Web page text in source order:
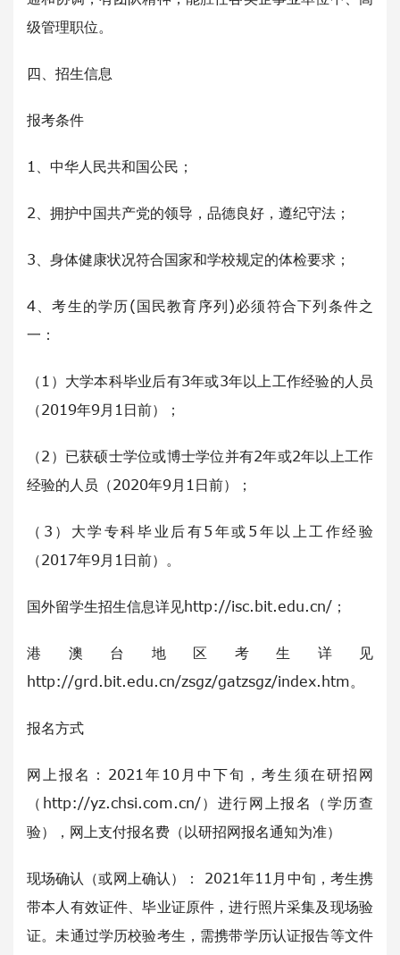
级管理职位。
四、招生信息
报考条件
1、中华人民共和国公民；
2、拥护中国共产党的领导，品德良好，遵纪守法；
3、身体健康状况符合国家和学校规定的体检要求；
4、考生的学历(国民教育序列)必须符合下列条件之
一：
（1）大学本科毕业后有3年或3年以上工作经验的人员
（2019年9月1日前）；
（2）已获硕士学位或博士学位并有2年或2年以上工作
经验的人员（2020年9月1日前）；
（3）大学专科毕业后有5年或5年以上工作经验
（2017年9月1日前）。
国外留学生招生信息详见http://isc.bit.edu.cn/；
港澳台地区考生详见
http://grd.bit.edu.cn/zsgz/gatzsgz/index.htm。
报名方式
网上报名：2021年10月中下旬，考生须在研招网
（http://yz.chsi.com.cn/）进行网上报名（学历查
验），网上支付报名费（以研招网报名通知为准）
现场确认（或网上确认）： 2021年11月中旬，考生携
带本人有效证件、毕业证原件，进行照片采集及现场验
证。未通过学历校验考生，需携带学历认证报告等文件